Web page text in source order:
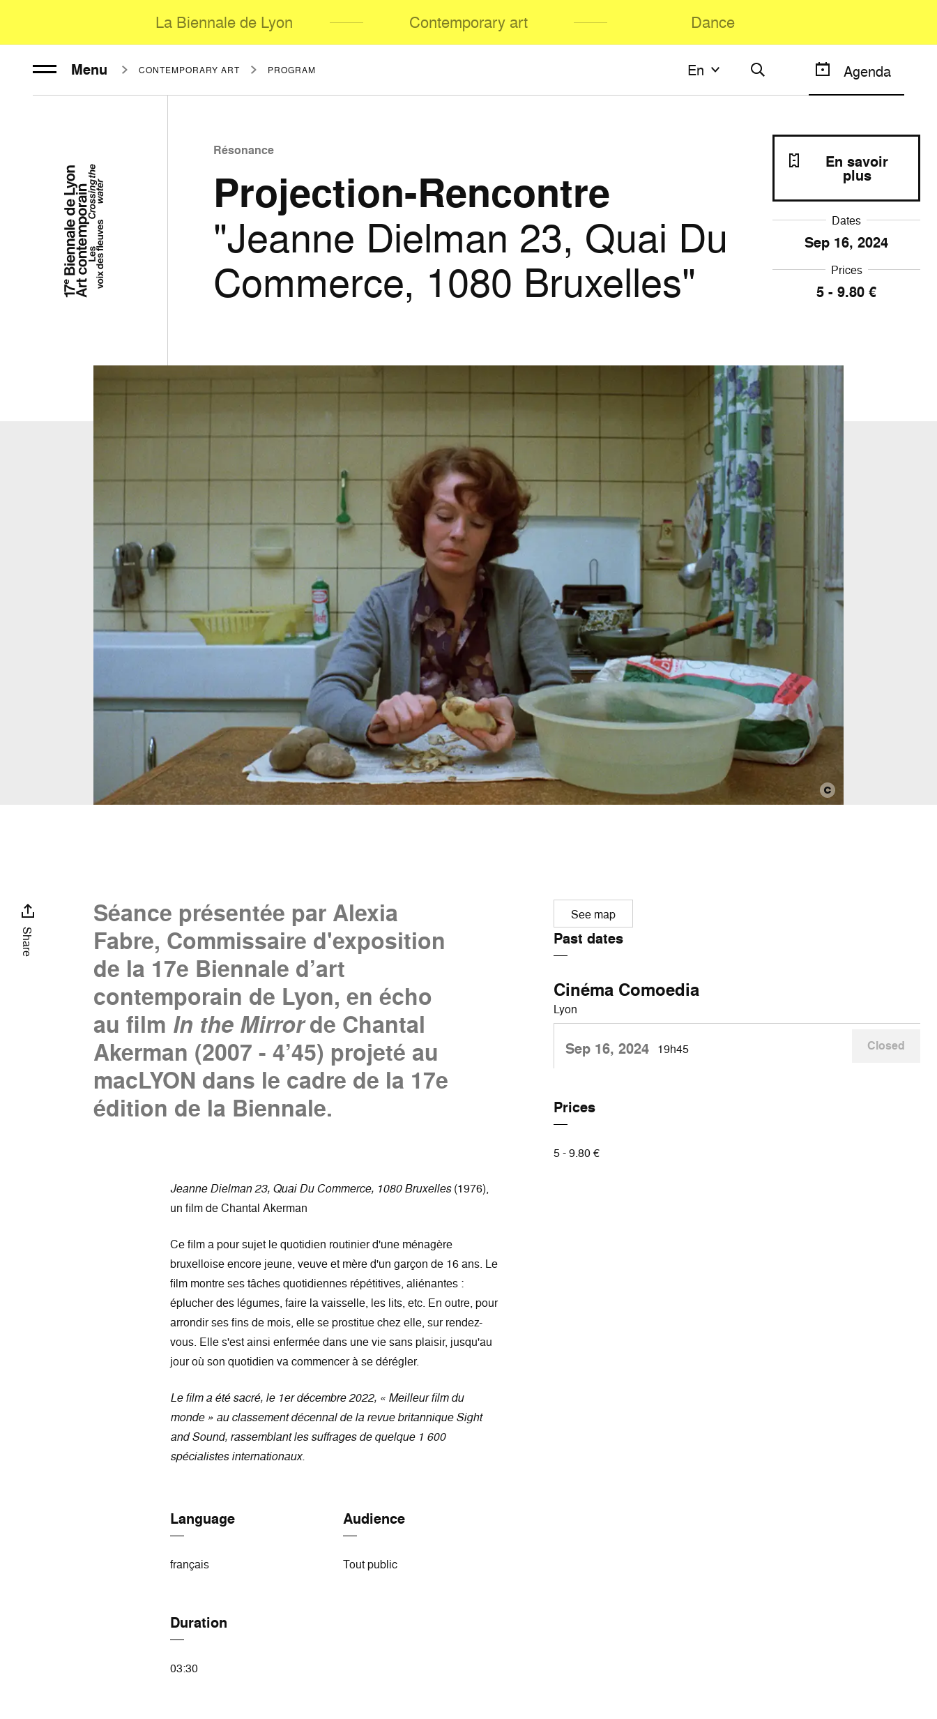
La Biennale de Lyon Contemporary art Dance
Menu CONTEMPORARY ART PROGRAM En
En Agenda
Résonance
Projection-Rencontre
"Jeanne Dielman 23, Quai Du
Commerce, 1080 Bruxelles"
Dates
Sep 16, 2024
Prices
5 - 9.80 €
En savoir
plus
Share
See map
Past dates
Cinéma Comoedia
Lyon
Sep 16, 2024 19h45 Closed
Prices
5 - 9.80 €
Séance présentée par Alexia
Fabre, Commissaire d'exposition
de la 17e Biennale d’art
contemporain de Lyon, en écho
au film In the Mirrorde Chantal
Akerman (2007 - 4’45) projeté au
macLYON dans le cadre de la 17e
édition de la Biennale.
Jeanne Dielman 23, Quai Du Commerce, 1080 Bruxelles(1976),
un film de Chantal Akerman
Ce film a pour sujet le quotidien routinier d'une ménagère
bruxelloise encore jeune, veuve et mère d'un garçon de 16 ans. Le
film montre ses tâches quotidiennes répétitives, aliénantes :
éplucher des légumes, faire la vaisselle, les lits, etc. En outre, pour
arrondir ses fins de mois, elle se prostitue chez elle, sur rendez-
vous. Elle s'est ainsi enfermée dans une vie sans plaisir, jusqu'au
jour où son quotidien va commencer à se dérégler.
Le film a été sacré, le 1er décembre 2022, « Meilleur film du
monde » au classement décennal de la revue britannique Sight
and Sound, rassemblant les suffrages de quelque 1 600
spécialistes internationaux.
Language
français
Audience
Tout public
Duration
03:30